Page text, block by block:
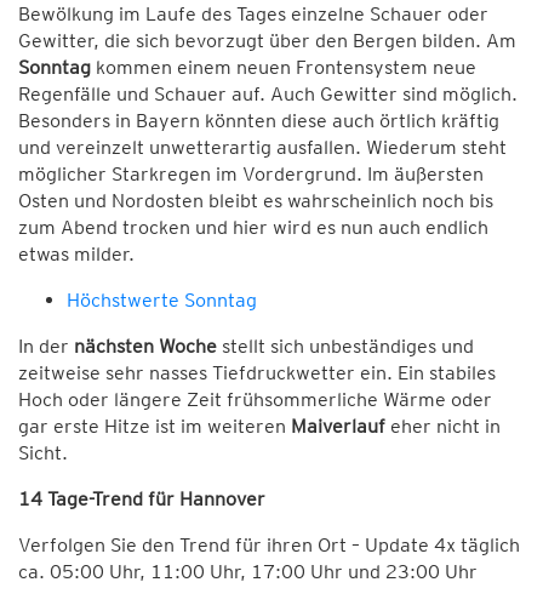
Bewölkung im Laufe des Tages einzelne Schauer oder
Gewitter, die sich bevorzugt über den Bergen bilden. Am
Sonntag kommen einem neuen Frontensystem neue
Regenfälle und Schauer auf. Auch Gewitter sind möglich.
Besonders in Bayern könnten diese auch örtlich kräftig
und vereinzelt unwetterartig ausfallen. Wiederum steht
möglicher Starkregen im Vordergrund. Im äußersten
Osten und Nordosten bleibt es wahrscheinlich noch bis
zum Abend trocken und hier wird es nun auch endlich
etwas milder.
Höchstwerte Sonntag
In der nächsten Woche stellt sich unbeständiges und
zeitweise sehr nasses Tiefdruckwetter ein. Ein stabiles
Hoch oder längere Zeit frühsommerliche Wärme oder
gar erste Hitze ist im weiteren Maiverlauf eher nicht in
Sicht.
14 Tage-Trend für Hannover
Verfolgen Sie den Trend für ihren Ort – Update 4x täglich
ca. 05:00 Uhr, 11:00 Uhr, 17:00 Uhr und 23:00 Uhr